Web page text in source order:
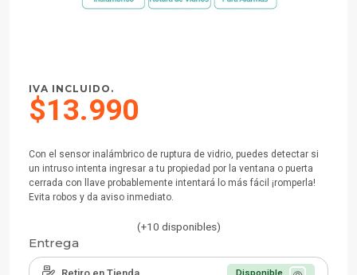
IVA INCLUIDO.
$13.990
Con el sensor inalámbrico de ruptura de vidrio, puedes detectar si
un intruso intenta ingresar a tu propiedad por la ventana o puerta
cerrada con llave probablemente intentará lo más fácil ¡romperla!
Evita robos y da aviso inmediato.
(+10 disponibles)
Entrega
Disponible